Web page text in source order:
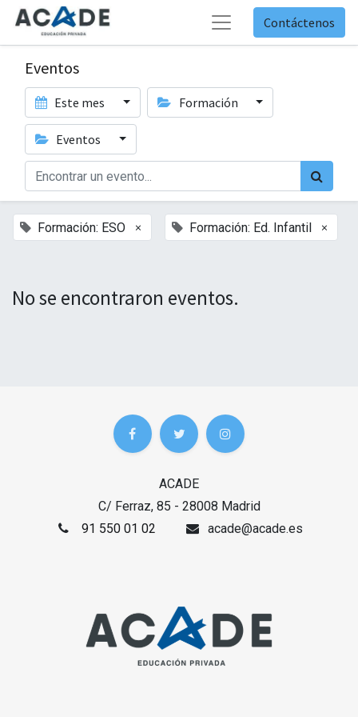
Contáctenos
Eventos
Este mes Formación
Eventos
Formación: ESO × Formación: Ed. Infantil ×
No se encontraron eventos.
ACADE
C/ Ferraz, 85 - 28008 Madrid
91 550 01 02
acade@acade.es